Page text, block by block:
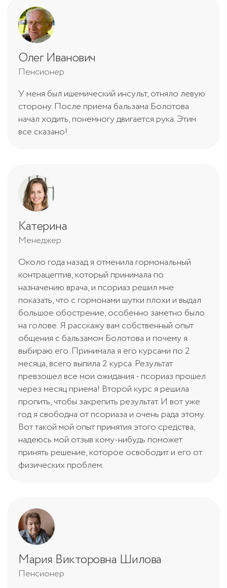
Олег Иванович
Пенсионер
У меня был ишемический инсульт, отняло левую
сторону. После приема бальзама Болотова
начал ходить, понемногу двигается рука. Этим
все сказано!
Катерина
Менеджер
Около года назад я отменила гормональный
контрацептив, который принимала по
назначению врача, и псориаз решил мне
показать, что с гормонами шутки плохи и выдал
большое обострение, особенно заметно было
на голове. Я расскажу вам собственный опыт
общения с бальзамом Болотова и почему я
выбираю его. Принимала я его курсами по 2
месяца, всего выпила 2 курса. Результат
превзошел все мои ожидания - псориаз прошел
через месяц приема! Второй курс я решила
пропить, чтобы закрепить результат. И вот уже
год я свободна от псориаза и очень рада этому.
Вот такой мой опыт принятия этого средства,
надеюсь мой отзыв кому-нибудь поможет
принять решение, которое освободит и его от
физических проблем.
Мария Викторовна Шилова
Пенсионер